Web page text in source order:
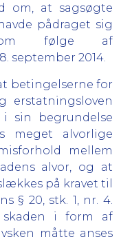
om, at sagsøgte
pådraget sig
følge af
september 2014.
betingelserne for
erstatningsloven
sin begrundelse
meget alvorlige
mellem
alvor, og at
på kravet til
§ 20, stk. 1, nr. 4.
skaden i form af
måtte anses